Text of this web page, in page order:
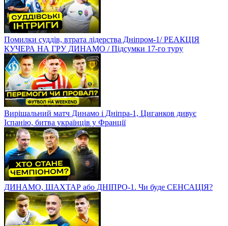
Помилки суддів, втрата лідерства Дніпром-1/ РЕАКЦІЯ
КУЧЕРА НА ГРУ ДИНАМО / Підсумки 17-го туру
Вирішальний матч Динамо і Дніпра-1, Циганков дивує
Іспанію, битва українців у Франції
ДИНАМО, ШАХТАР або ДНІПРО-1. Чи буде СЕНСАЦІЯ?